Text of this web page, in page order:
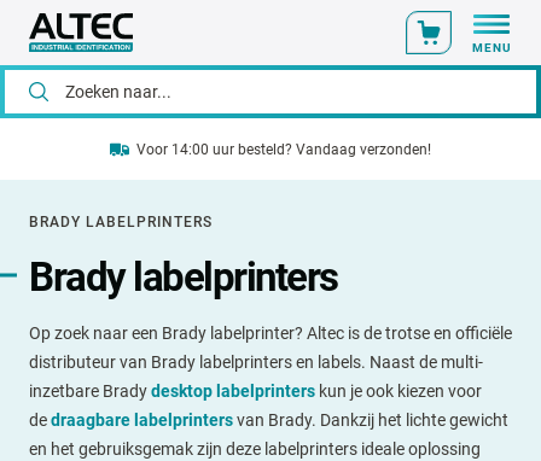
MENU
Voor 14:00 uur besteld? Vandaag verzonden!
BRADY LABELPRINTERS
Brady labelprinters
Op zoek naar een Brady labelprinter? Altec is de trotse en officiële
distributeur van Brady labelprinters en labels. Naast de multi-
inzetbare Bradydesktop labelprinters kun je ook kiezen voor
dedraagbare labelprintersvan Brady. Dankzij het lichte gewicht
en het gebruiksgemak zijn deze labelprinters ideale oplossing